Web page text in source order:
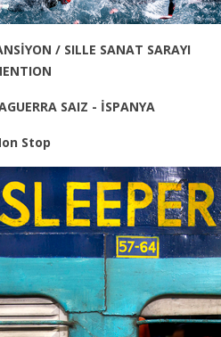
/ SILLE SANAT SARAYI
SAIZ - İSPANYA
Stop